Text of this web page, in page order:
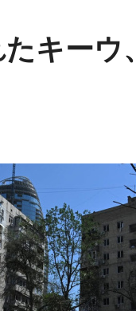
ォルム
ルムについ
キーウ